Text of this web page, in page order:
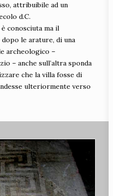
attribuibile ad un
d.C.
conosciuta ma il
le arature, di una
archeologico –
– anche sull’altra sponda
che la villa fosse di
ulteriormente verso